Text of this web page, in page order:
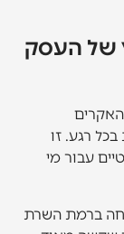
של העסק
רגע. זו
עבור מי
ברמת השרת